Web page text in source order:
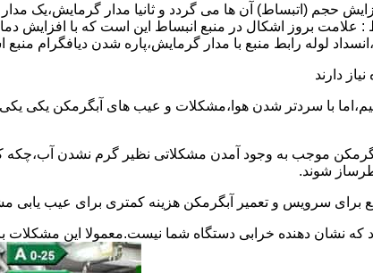
حجم (اتبساط) آن ها می گردد و ثانیا مدار گرمایش،یک
: علامت بروز اشکال در منبع انبساط این است که با افزایش
لوله رابط منبع با مدار گرمایش،پاره شدن دیافگرام
دارند
با سردتر شدن هوا،مشکلات و عیب های آبگرمکن یکی
موجب به وجود آمدن مشکلاتی نظیر گرم نشدن آب،چکه
شوند.
برای سرویس و تعمیر آبگرمکن هزینه کمتری برای عیب یابی
نشان دهنده خرابی دستگاه شما نیست.معمولا این